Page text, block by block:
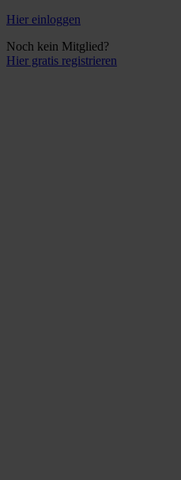
Hier einloggen
Noch kein Mitglied?
Hier gratis registrieren